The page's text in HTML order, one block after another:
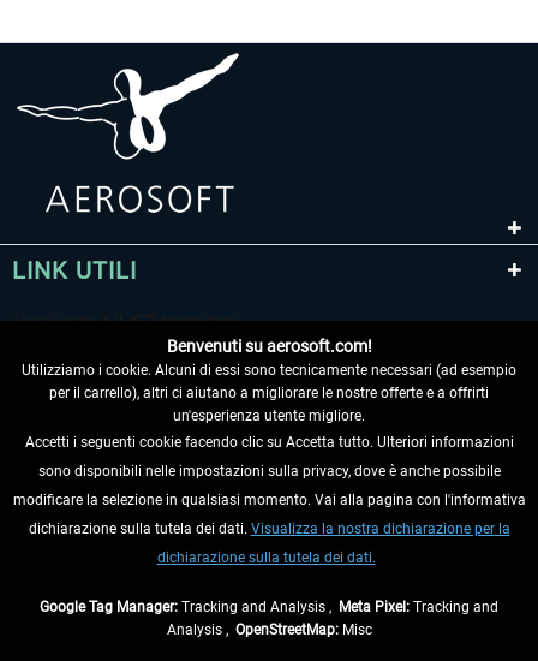
LINK UTILI
RECEDERE DAL CONTRATTO
INFORMAZIONI
Benvenuti su aerosoft.com!
Utilizziamo i cookie. Alcuni di essi sono tecnicamente necessari (ad esempio
per il carrello), altri ci aiutano a migliorare le nostre offerte e a offrirti
un'esperienza utente migliore.
Accetti i seguenti cookie facendo clic su Accetta tutto. Ulteriori informazioni
sono disponibili nelle impostazioni sulla privacy, dove è anche possibile
modificare la selezione in qualsiasi momento. Vai alla pagina con l'informativa
dichiarazione sulla tutela dei dati. Visualizza la nostra dichiarazione per la
dichiarazione sulla tutela dei dati.
Google Tag Manager: Tracking and Analysis , Meta Pixel: Tracking and
Analysis , OpenStreetMap:Misc